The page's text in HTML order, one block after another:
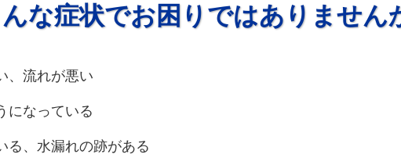
な症状でお困りではありません
、流れが悪い
になっている
る、水漏れの跡がある